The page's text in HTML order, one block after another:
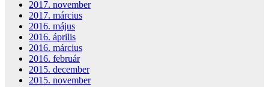
2017. november
2017. március
2016. május
2016. április
2016. március
2016. február
2015. december
2015. november